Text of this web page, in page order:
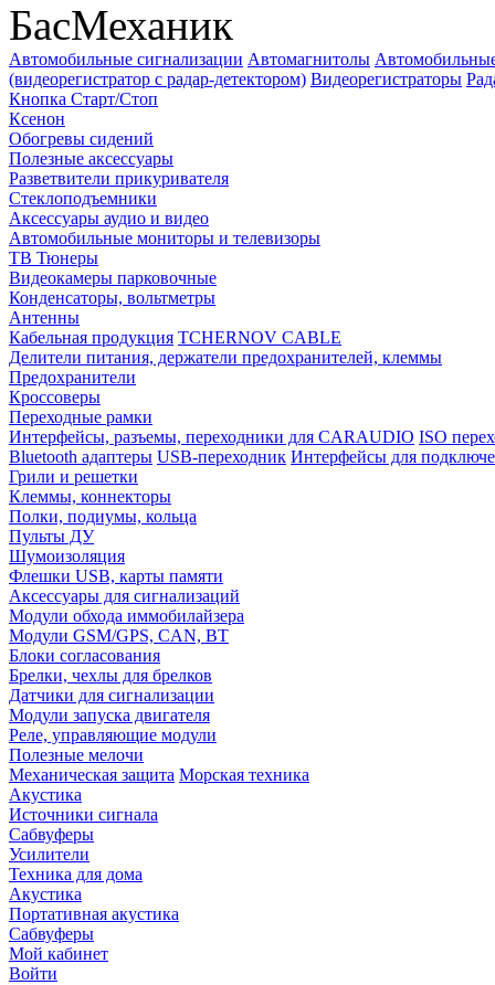
БасМеханик
Автомобильные сигнализации Автомагнитолы
(видеорегистратор с радар-детектором) Видеорегистраторы
Кнопка Старт/Стоп
Ксенон
Обогревы сидений
Полезные аксессуары
Разветвители прикуривателя
Стеклоподъемники
Аксессуары аудио и видео
Автомобильные мониторы и телевизоры
ТВ Тюнеры
Видеокамеры парковочные
Конденсаторы, вольтметры
Антенны
Кабельная продукция TCHERNOV CABLE
Делители питания, держатели предохранителей, клеммы
Предохранители
Кроссоверы
Переходные рамки
Интерфейсы, разъемы, переходники для CARAUDIO ISO
Bluetooth адаптеры USB-переходник Интерфейсы для
Грили и решетки
Клеммы, коннекторы
Полки, подиумы, кольца
Пульты ДУ
Шумоизоляция
Флешки USB, карты памяти
Аксессуары для сигнализаций
Модули обхода иммобилайзера
Модули GSM/GPS, CAN, BT
Блоки согласования
Брелки, чехлы для брелков
Датчики для сигнализации
Модули запуска двигателя
Реле, управляющие модули
Полезные мелочи
Механическая защита Морская техника
Акустика
Источники сигнала
Сабвуферы
Усилители
Техника для дома
Акустика
Портативная акустика
Сабвуферы
Мой кабинет
Войти